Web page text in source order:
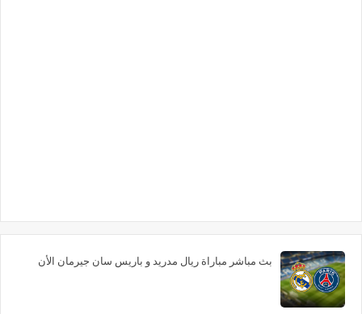
بث مباشر مباراة ريال مدريد و باريس سان جيرمان الأن